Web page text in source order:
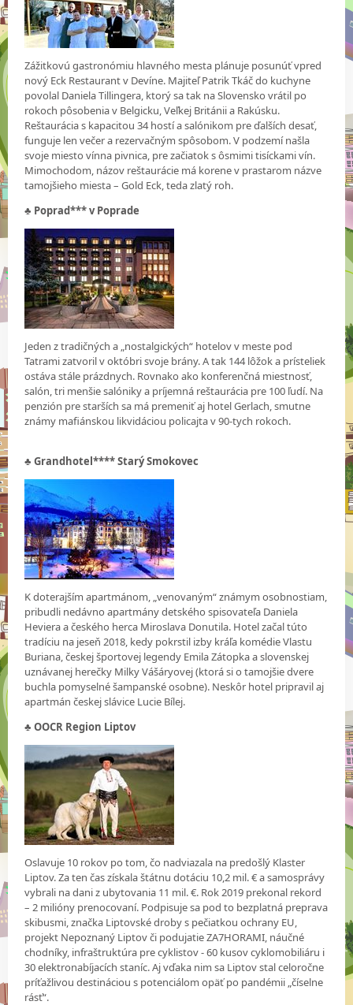
Zážitkovú gastronómiu hlavného mesta plánuje posunúť vpred
nový Eck Restaurant v Devíne. Majiteľ Patrik Tkáč do kuchyne
povolal Daniela Tillingera, ktorý sa tak na Slovensko vrátil po
rokoch pôsobenia v Belgicku, Veľkej Británii a Rakúsku.
Reštaurácia s kapacitou 34 hostí a salónikom pre ďalších desať,
funguje len večer a rezervačným spôsobom. V podzemí našla
svoje miesto vínna pivnica, pre začiatok s ôsmimi tisíckami vín.
Mimochodom, názov reštaurácie má korene v prastarom názve
tamojšieho miesta – Gold Eck, teda zlatý roh.
♣ Poprad*** v Poprade
Jeden z tradičných a „nostalgických“ hotelov v meste pod
Tatrami zatvoril v októbri svoje brány. A tak 144 lôžok a prísteliek
ostáva stále prázdnych. Rovnako ako konferenčná miestnosť,
salón, tri menšie salóniky a príjemná reštaurácia pre 100 ľudí. Na
penzión pre starších sa má premeniť aj hotel Gerlach, smutne
známy mafiánskou likvidáciou policajta v 90-tych rokoch.
♣Grandhotel**** Starý Smokovec
K doterajším apartmánom, „venovaným“ známym osobnostiam,
pribudli nedávno apartmány detského spisovateľa Daniela
Heviera a českého herca Miroslava Donutila. Hotel začal túto
tradíciu na jeseň 2018, kedy pokrstil izby kráľa komédie Vlastu
Buriana, českej športovej legendy Emila Zátopka a slovenskej
uznávanej herečky Milky Vášáryovej (ktorá si o tamojšie dvere
buchla pomyselné šampanské osobne). Neskôr hotel pripravil aj
apartmán českej slávice Lucie Bílej.
♣ OOCR Region Liptov
Oslavuje 10 rokov po tom, čo nadviazala na predošlý Klaster
Liptov. Za ten čas získala štátnu dotáciu 10,2 mil. € a samosprávy
vybrali na dani z ubytovania 11 mil. €. Rok 2019 prekonal rekord
– 2 milióny prenocovaní. Podpisuje sa pod to bezplatná preprava
skibusmi, značka Liptovské droby s pečiatkou ochrany EU,
projekt Nepoznaný Liptov či podujatie ZA7HORAMI, náučné
chodníky, infraštruktúra pre cyklistov - 60 kusov cyklomobiliáru i
30 elektronabíjacích staníc. Aj vďaka nim sa Liptov stal celoročne
príťažlivou destináciou s potenciálom opäť po pandémii „číselne
rásť“.